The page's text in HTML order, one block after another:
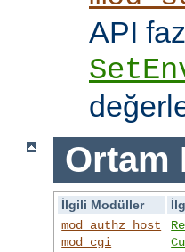
API
Ortam
İlgili Modüller
mod_authz_host
mod_cgi